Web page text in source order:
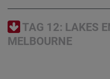
TAG 12: LAKES
MELBOURNE